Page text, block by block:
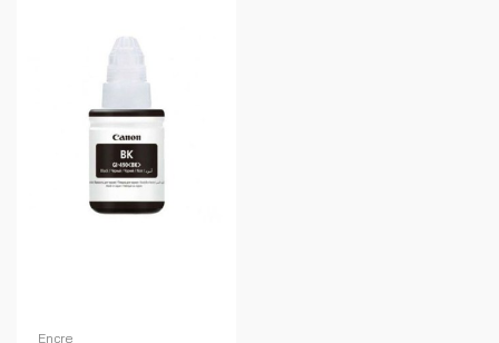
Encre